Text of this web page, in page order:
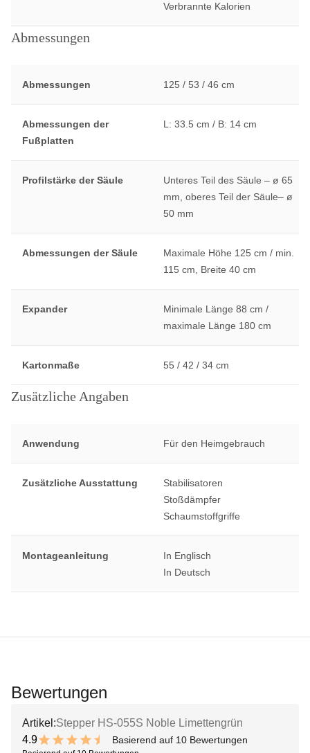
Verbrannte Kalorien
Abmessungen
Abmessungen 125 / 53 / 46 cm
Abmessungen der
Fußplatten
L: 33.5 cm / B: 14 cm
Profilstärke der Säule
Unteres Teil des Säule – ø 65
mm, oberes Teil der Säule– ø
50 mm
Abmessungen der Säule
Maximale Höhe 125 cm / min.
115 cm, Breite 40 cm
Expander
Minimale Länge 88 cm /
maximale Länge 180 cm
Kartonmaße 55 / 42 / 34 cm
Zusätzliche Angaben
Anwendung Für den Heimgebrauch
Zusätzliche Ausstattung
Stabilisatoren
Stoßdämpfer
Schaumstoffgriffe
Montageanleitung
In Englisch
In Deutsch
Bewertungen
Artikel:Stepper HS-055S Noble Limettengrün
4.9
9.8 out of 10 stars
Basierend auf 10 Bewertungen